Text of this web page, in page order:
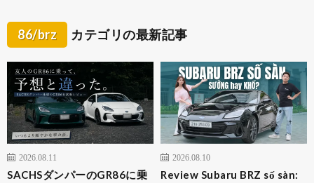
86/brz カテゴリの最新記事
2026.08.11
SACHSダンパーのGR86に乗
2026.08.10
Review Subaru BRZ số sàn: